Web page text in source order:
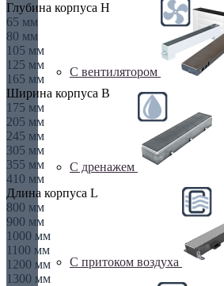
С вентилятором
С дренажем
С притоком воздуха
Глубина корпуса H
65 мм
80 мм
105 мм
125 мм
165 мм
Ширина корпуса B
175 мм
205 мм
245 мм
305 мм
355 мм
410 мм
Длина корпуса L
800 мм
900 мм
1000 мм
1100 мм
1200 мм
1300 мм